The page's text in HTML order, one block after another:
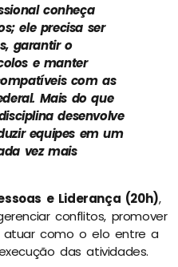
conheça
ele precisa ser
garantir o
e manter
com as
Mais do que
desenvolve
equipes em um
vez mais
e Liderança (20h),
conflitos, promover
como o elo entre a
das atividades.